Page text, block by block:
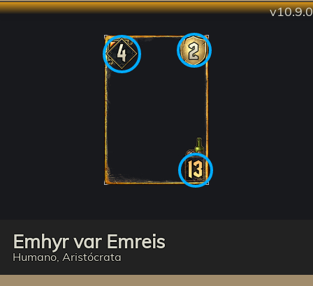
v10.9.0
Emhyr var Emreis
Humano, Aristócrata